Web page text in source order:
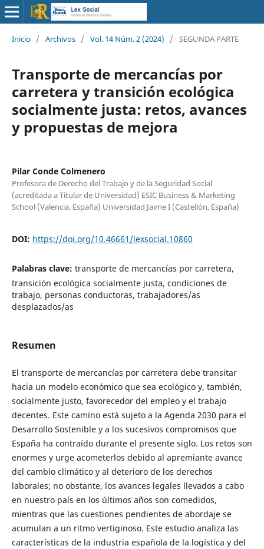
Inicio / Archivos / Vol. 14 Núm. 2 (2024) / SEGUNDA PARTE
Transporte de mercancías por
carretera y transición ecológica
socialmente justa: retos, avances
y propuestas de mejora
Pilar Conde Colmenero
Profesora de Derecho del Trabajo y de la Seguridad Social
(acreditada a Titular de Universidad) ESIC Business & Marketing
School (Valencia, España) Universidad Jaime I (Castellón, España)
DOI: https://doi.org/10.46661/lexsocial.10860
Palabras clave: transporte de mercancías por carretera,
transición ecológica socialmente justa, condiciones de
trabajo, personas conductoras, trabajadores/as
desplazados/as
Resumen
El transporte de mercancías por carretera debe transitar
hacia un modelo económico que sea ecológico y, también,
socialmente justo, favorecedor del empleo y el trabajo
decentes. Este camino está sujeto a la Agenda 2030 para el
Desarrollo Sostenible y a los sucesivos compromisos que
España ha contraído durante el presente siglo. Los retos son
enormes y urge acometerlos debido al apremiante avance
del cambio climático y al deterioro de los derechos
laborales; no obstante, los avances legales llevados a cabo
en nuestro país en los últimos años son comedidos,
mientras que las cuestiones pendientes de abordaje se
acumulan a un ritmo vertiginoso. Este estudio analiza las
características de la industria española de la logística y del